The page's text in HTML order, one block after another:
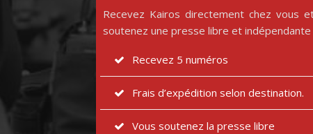
Recevez Kairos directement chez vous
soutenez une presse libre et indépendante
Recevez 5 numéros
Frais d’expédition selon destination.
Vous soutenez la presse libre